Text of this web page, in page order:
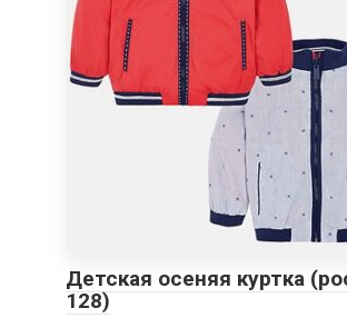
Детская осеняя куртка
128)